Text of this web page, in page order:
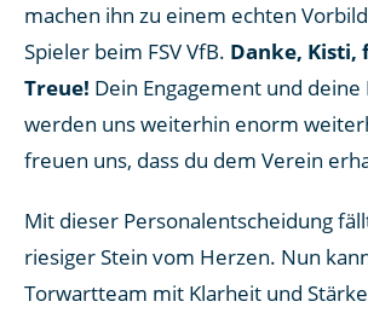
machen ihn zu einem echten
Spieler beim FSV VfB. Danke, Kisti,
Treue! Dein Engagement und deine
werden uns weiterhin enorm
freuen uns, dass du dem Verein
Mit dieser Personalentscheidung
riesiger Stein vom Herzen. Nun
Torwartteam mit Klarheit und